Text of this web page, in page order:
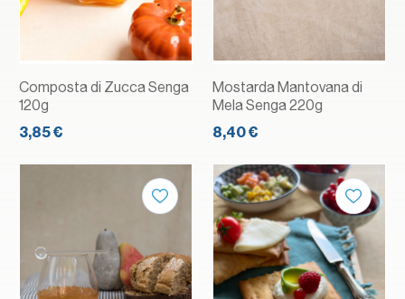
Composta di Zucca Senga
120g
3,85 €
Mostarda Mantovana di
Mela Senga 220g
8,40 €